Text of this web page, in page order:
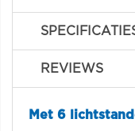
REVIEWS
Met 6